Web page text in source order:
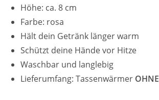
Höhe: ca. 8 cm
Farbe: rosa
Hält dein Getränk länger warm
Schützt deine Hände vor Hitze
Waschbar und langlebig
Lieferumfang: Tassenwärmer OHNE